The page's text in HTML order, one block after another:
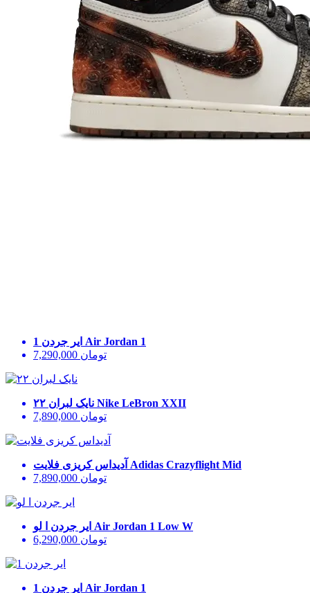
ایر جردن 1 Air Jordan 1
7,290,000 تومان
نایک لبران ۲۲ Nike LeBron XXII
7,890,000 تومان
آدیداس کریزی فلایت Adidas Crazyflight Mid
7,890,000 تومان
ایر جردن ا لو Air Jordan 1 Low W
6,290,000 تومان
ایر جردن 1 Air Jordan 1